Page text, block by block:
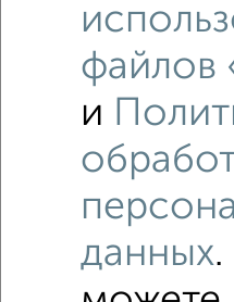
Рядом, с меньшей
Недалеко от Семафорная
3‑комнатные
файлов
и
данных.